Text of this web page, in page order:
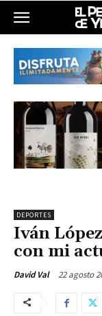
DEPORTES
Iván
con mi
David Val 22 agosto